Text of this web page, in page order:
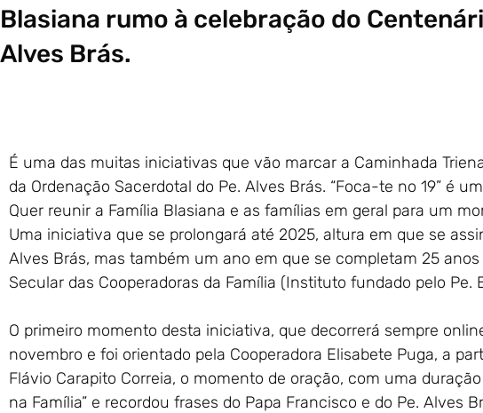
Blasiana rumo à celebração do
Alves Brás.
É uma das muitas iniciativas que vão marcar a Caminhada
da Ordenação Sacerdotal do Pe. Alves Brás. “Foca-te no 19” é
Quer reunir a Família Blasiana e as famílias em geral para um
Uma iniciativa que se prolongará até 2025, altura em que se
Alves Brás, mas também um ano em que se completam 25
Secular das Cooperadoras da Família (Instituto fundado pelo
O primeiro momento desta iniciativa, que decorrerá sempre
novembro e foi orientado pela Cooperadora Elisabete Puga, a
Flávio Carapito Correia, o momento de oração, com uma
na Família” e recordou frases do Papa Francisco e do Pe. Alves